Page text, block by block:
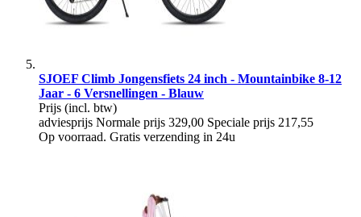
SJOEF Climb Jongensfiets 24 inch - Mountainbike 8-12
Jaar - 6 Versnellingen - Blauw
Prijs (incl. btw)
adviesprijs Normale prijs 329,00 Speciale prijs 217,55
Op voorraad. Gratis verzending in 24u